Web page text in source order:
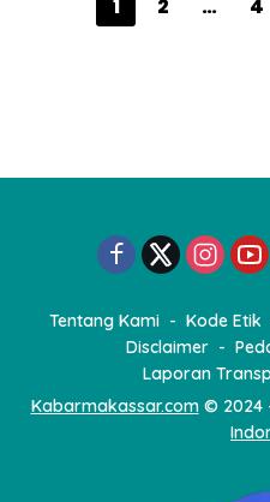
a
1 2 … 4
Tentang Kami Kode Etik
Disclaimer
Laporan
Kabarmakassar.com© 2024